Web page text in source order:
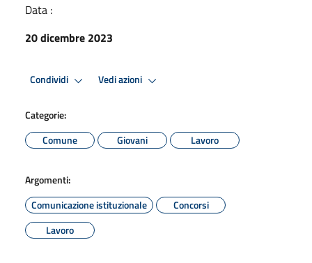
Data :
20 dicembre 2023
Condividi Vedi azioni
Categorie:
Comune
Giovani Lavoro
Argomenti:
Comunicazione istituzionale
Concorsi
Lavoro